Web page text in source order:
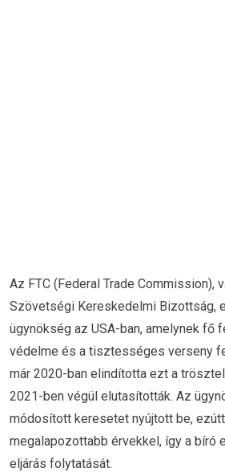
Az FTC (Federal Trade Commission),
Szövetségi Kereskedelmi Bizottság,
ügynökség az USA-ban, amelynek fő
védelme és a tisztességes verseny
már 2020-ban elindította ezt a
2021-ben végül elutasították. Az
módosított keresetet nyújtott be,
megalapozottabb érvekkel, így a bíró
eljárás folytatását.